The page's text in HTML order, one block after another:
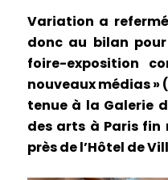
Variation a
donc au bilan
foire-exposition
nouveaux médias »
tenue à la Galerie
des arts à Paris fin
près de l’Hôtel de